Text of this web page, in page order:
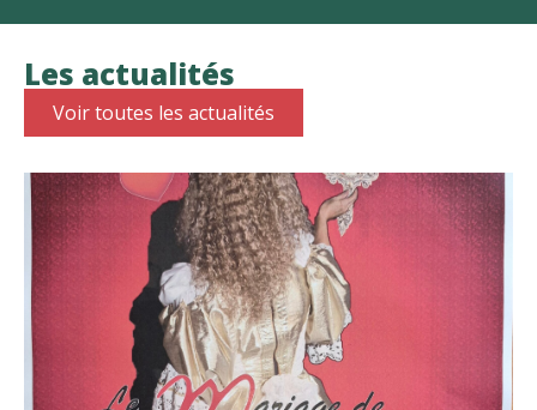
Les actualités
Voir toutes les actualités